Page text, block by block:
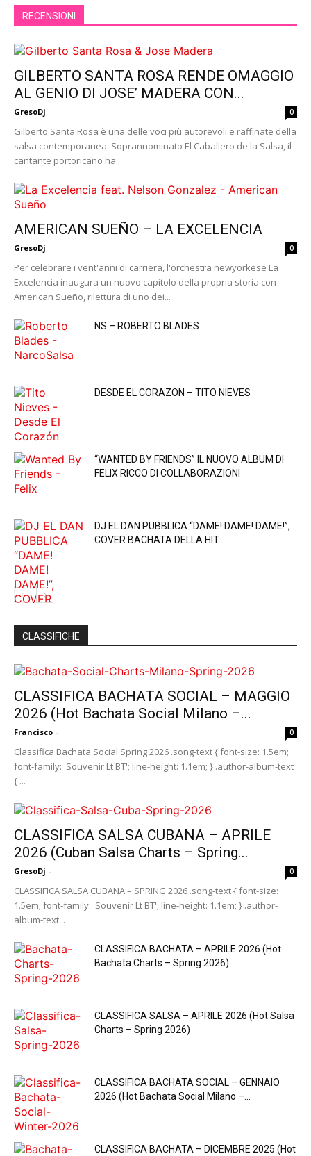
RECENSIONI
GILBERTO SANTA ROSA RENDE OMAGGIO
AL GENIO DI JOSE’ MADERA CON...
GresoDj - 0
Gilberto Santa Rosa è una delle voci più autorevoli e raffinate della
salsa contemporanea. Soprannominato El Caballero de la Salsa, il
cantante portoricano ha...
AMERICAN SUEÑO – LA EXCELENCIA
GresoDj - 0
Per celebrare i vent'anni di carriera, l'orchestra newyorkese La
Excelencia inaugura un nuovo capitolo della propria storia con
American Sueño, rilettura di uno dei...
NS – ROBERTO BLADES
DESDE EL CORAZON – TITO NIEVES
“WANTED BY FRIENDS” IL NUOVO ALBUM DI
FELIX RICCO DI COLLABORAZIONI
DJ EL DAN PUBBLICA “DAME! DAME! DAME!”,
COVER BACHATA DELLA HIT...
CLASSIFICHE
CLASSIFICA BACHATA SOCIAL – MAGGIO
2026 (Hot Bachata Social Milano –...
Francisco - 0
Classifica Bachata Social Spring 2026 .song-text { font-size: 1.5em;
font-family: 'Souvenir Lt BT'; line-height: 1.1em; } .author-album-text
{ ...
CLASSIFICA SALSA CUBANA – APRILE
2026 (Cuban Salsa Charts – Spring...
GresoDj - 0
CLASSIFICA SALSA CUBANA – SPRING 2026 .song-text { font-size:
1.5em; font-family: 'Souvenir Lt BT'; line-height: 1.1em; } .author-
album-text...
CLASSIFICA BACHATA – APRILE 2026 (Hot
Bachata Charts – Spring 2026)
CLASSIFICA SALSA – APRILE 2026 (Hot Salsa
Charts – Spring 2026)
CLASSIFICA BACHATA SOCIAL – GENNAIO
2026 (Hot Bachata Social Milano –...
CLASSIFICA BACHATA – DICEMBRE 2025 (Hot